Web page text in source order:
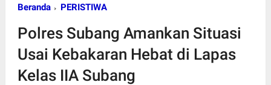
Beranda PERISTIWA
Polres Subang Amankan Situasi
Usai Kebakaran Hebat di Lapas
Kelas IIA Subang